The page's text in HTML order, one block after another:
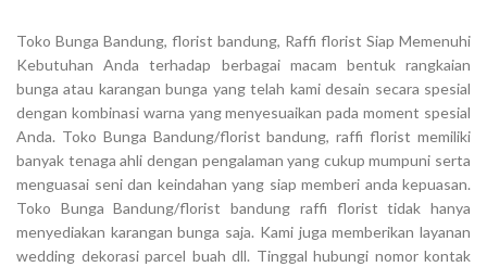
Toko Bunga Bandung, florist bandung, Raffi florist Siap Memenuhi
Kebutuhan Anda terhadap berbagai macam bentuk rangkaian
bunga atau karangan bunga yang telah kami desain secara spesial
dengan kombinasi warna yang menyesuaikan pada moment spesial
Anda. Toko Bunga Bandung/florist bandung, raffi florist memiliki
banyak tenaga ahli dengan pengalaman yang cukup mumpuni serta
menguasai seni dan keindahan yang siap memberi anda kepuasan.
Toko Bunga Bandung/florist bandung raffi florist tidak hanya
menyediakan karangan bunga saja. Kami juga memberikan layanan
wedding dekorasi parcel buah dll. Tinggal hubungi nomor kontak